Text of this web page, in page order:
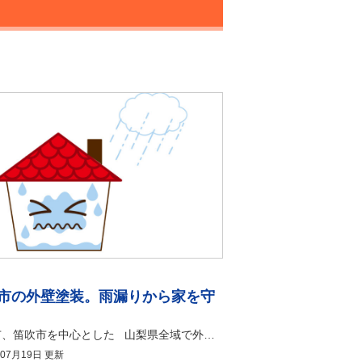
の外壁塗装。雨漏りから家を守
月19日 更新